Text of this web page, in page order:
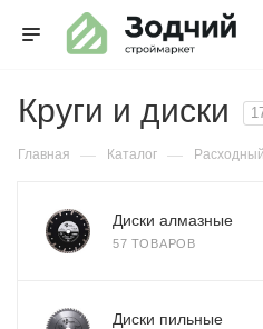
Круги и диски
Главная — Каталог —
Диски алмазные
57 ТОВАРОВ
Диски пильные